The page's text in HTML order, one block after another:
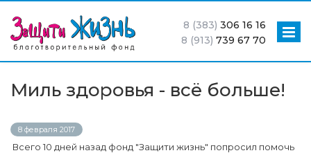
8 (383) 306 16 16
8 (913) 739 67 70
Миль здоровья - всё больше!
8 февраля 2017
Всего 10 дней назад фонд "Защити жизнь" попросил помочь